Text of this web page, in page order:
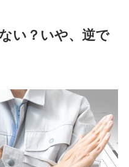
い？いや、逆で